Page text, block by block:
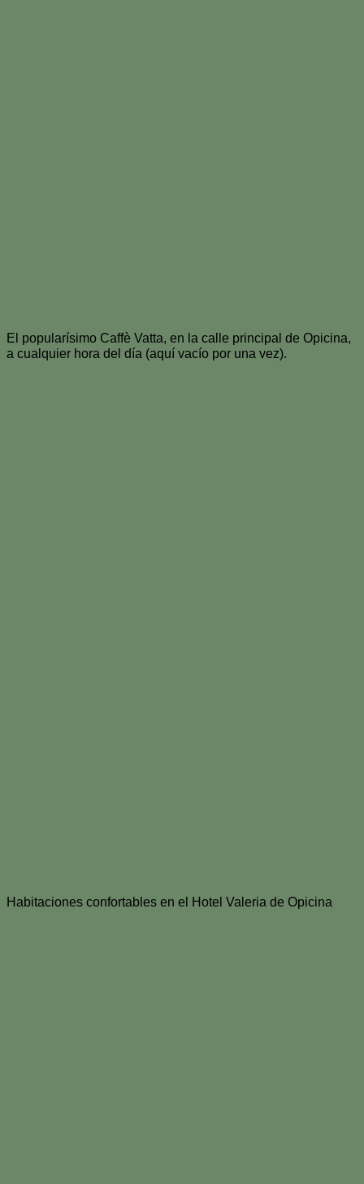
El popularísimo Caffè Vatta, en la calle principal de Opicina,
a cualquier hora del día (aquí vacío por una vez).
Habitaciones confortables en el Hotel Valeria de Opicina